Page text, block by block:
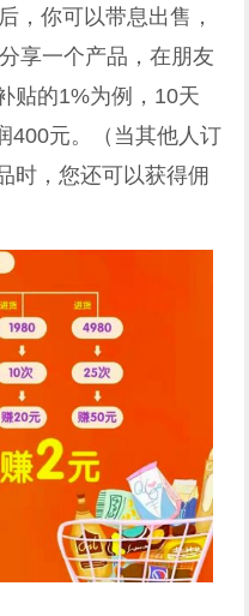
，你可以带息出售，
享一个产品，在朋友
贴的1%为例，10天
400元。（当其他人订
时，您还可以获得佣